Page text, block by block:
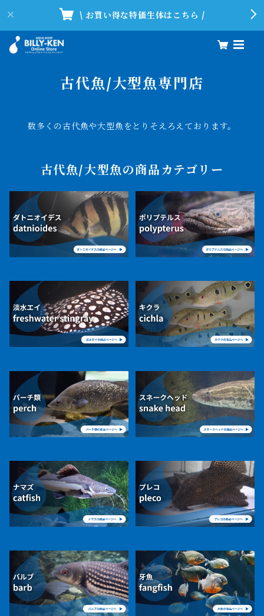
\ お買い得な特価生体はこちら /
古代魚/大型魚専門店
数多くの古代魚や大型魚をとりそえろえております。
古代魚/大型魚の商品カテゴリー